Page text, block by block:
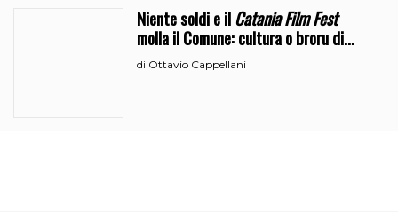
Niente soldi e ilCatania Film Fest
molla il Comune: cultura o broru di
ciciri?
di Ottavio Cappellani